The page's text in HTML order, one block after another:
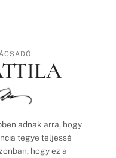
adnak arra, hogy
tegye teljessé
hogy ez a